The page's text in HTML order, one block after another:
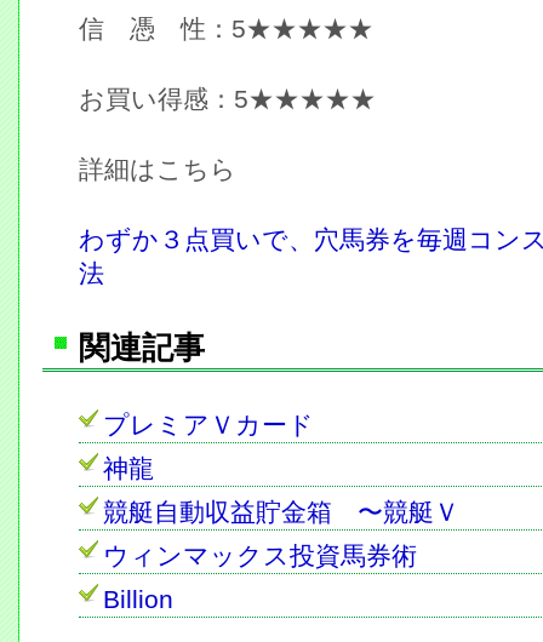
信 憑 性：5★★★★★
お買い得感：5★★★★★
詳細はこちら
わずか３点買いで、穴馬券を毎週コン
法
関連記事
プレミアＶカード
神龍
競艇自動収益貯金箱 〜競艇Ｖ
ウィンマックス投資馬券術
Billion